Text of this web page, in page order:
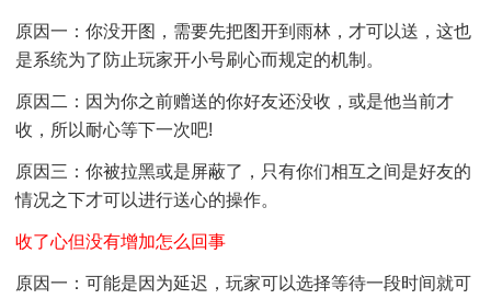
原因一：你没开图，需要先把图开到雨林，才可以送，这也
是系统为了防止玩家开小号刷心而规定的机制。
原因二：因为你之前赠送的你好友还没收，或是他当前才
收，所以耐心等下一次吧!
原因三：你被拉黑或是屏蔽了，只有你们相互之间是好友的
情况之下才可以进行送心的操作。
收了心但没有增加怎么回事
原因一：可能是因为延迟，玩家可以选择等待一段时间就可